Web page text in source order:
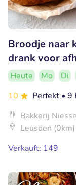
Broodje naar
drank voor
Heute Mo Di
10
Perfekt • 9
Bakkerij
Leusden (0km)
Verkauft: 149